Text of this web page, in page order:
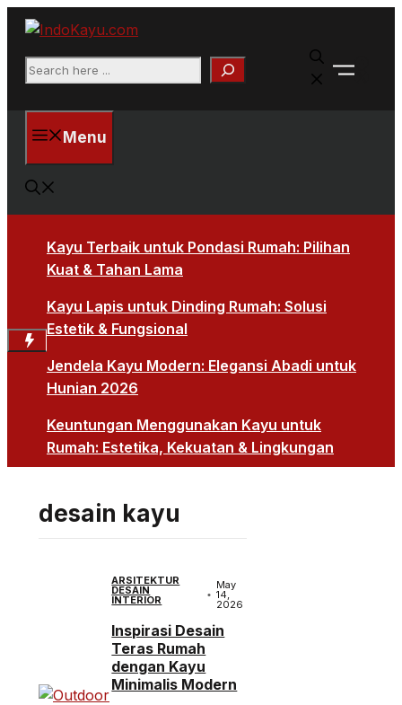
Skip
content
Search
X
Menu
Kayu Terbaik untuk Pondasi Rumah: Pilihan
Kuat & Tahan Lama
Kayu Lapis untuk Dinding Rumah: Solusi
Estetik & Fungsional
Jendela Kayu Modern: Elegansi Abadi untuk
Hunian 2026
Keuntungan Menggunakan Kayu untuk
Rumah: Estetika, Kekuatan & Lingkungan
desain kayu
ARSITEKTUR
DESAIN
INTERIOR
May
14,
2026
Inspirasi Desain
Teras Rumah
dengan Kayu
Minimalis Modern